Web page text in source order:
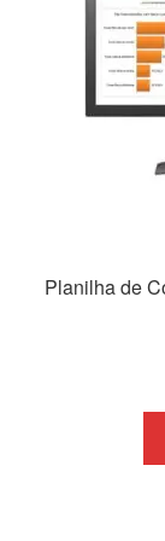
Planilha de